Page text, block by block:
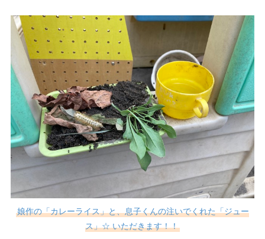
娘作の「カレーライス」と、息子くんの注いでくれた「ジュー
ス」☆ いただきます！！